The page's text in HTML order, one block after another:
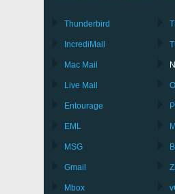
Thunderbird
IncrediMail
Mac Mail
Live Mail
Entourage
EML
MSG
Gmail
Mbox